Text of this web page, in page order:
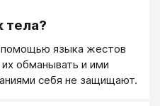
тела?
языка жестов
обманывать и ими
себя не защищают.